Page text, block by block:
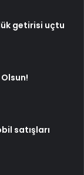
getirisi uçtu
satışları